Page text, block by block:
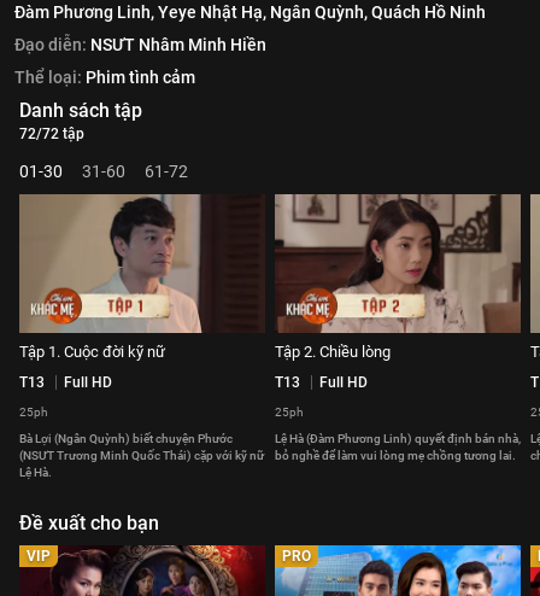
Đàm Phương Linh,Yeye Nhật Hạ, Ngân Quỳnh,Quách Hồ Ninh
Đạo diễn: NSƯT Nhâm Minh Hiền
Thể loại: Phim tình cảm
Danh sách tập
72/72 tập
01-30 31-60 61-72
Tập 1. Cuộc đời kỹ nữ
T13 Full HD
25ph
Bà Lợi (Ngân Quỳnh) biết chuyện Phước
(NSƯT Trương Minh Quốc Thái) cặp với kỹ nữ
Lệ Hà.
Tập 2. Chiều lòng
T13 Full HD
25ph
Lệ Hà (Đàm Phương Linh) quyết định bán nhà,
bỏ nghề để làm vui lòng mẹ chồng tương lai.
Đề xuất cho bạn
VIP PRO